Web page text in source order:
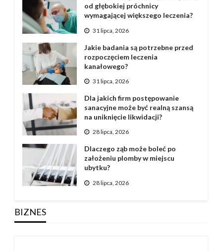
od głębokiej próchnicy
wymagającej większego leczenia?
31 lipca, 2026
Jakie badania są potrzebne przed
rozpoczęciem leczenia
kanałowego?
31 lipca, 2026
Dla jakich firm postępowanie
sanacyjne może być realną szansą
na uniknięcie likwidacji?
28 lipca, 2026
Dlaczego ząb może boleć po
założeniu plomby w miejscu
ubytku?
28 lipca, 2026
BIZNES